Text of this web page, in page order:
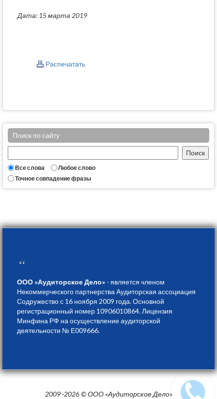
Дата: 15 марта 2019
Распечатать
Поиск по сайту
Все слова
Любое слово
Точное совпадение фразы
“
ООО «Аудиторское Дело» - является членом
Некоммерческого партнерства Аудиторская ассоциация
Содружество с 16 ноября 2009 года. Основной
регистрационный номер 10906010864. Лицензия
Минфина РФ на осуществление аудиторской
деятельности № Е009666.
2009 -2026 © ООО «Аудиторское Дело»